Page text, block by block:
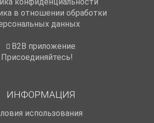
в отношении обработки
данных
B2B приложение
Присоединяйтесь!
ИНФОРМАЦИЯ
использования